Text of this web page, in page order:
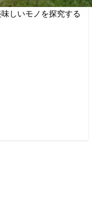
しいモノを探究する